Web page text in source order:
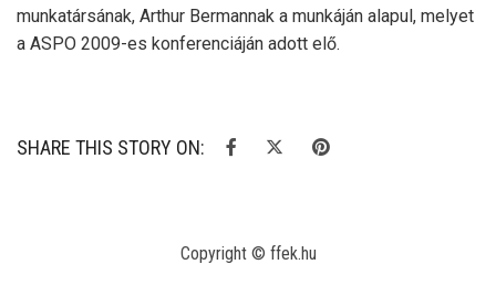
munkatársának, Arthur Bermannak a munkáján alapul, melyet
a ASPO 2009-es konferenciáján adott elő.
SHARE THIS STORY ON:
Copyright © ffek.hu